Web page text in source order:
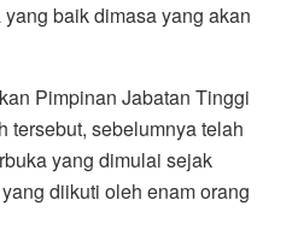
baik dimasa yang akan
Pimpinan Jabatan Tinggi
tersebut, sebelumnya telah
yang dimulai sejak
diikuti oleh enam orang